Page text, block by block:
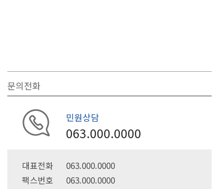
문의전화
민원상담
063.000.0000
대표전화
063.000.0000
팩스번호
063.000.0000